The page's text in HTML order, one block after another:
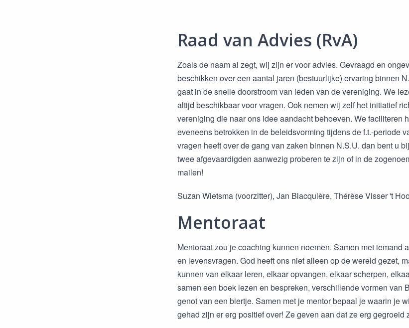
Raad van Advies (RvA)
Zoals de naam al zegt, wij zijn er voor advies. Gevraagd en
beschikken over een aantal jaren (bestuurlijke) ervaring binnen
gaat in de snelle doorstroom van leden van de vereniging. We
altijd beschikbaar voor vragen. Ook nemen wij zelf het initiatief
vereniging die naar ons idee aandacht behoeven. We faciliteren
eveneens betrokken in de beleidsvorming tijdens de f.t.-periode
vragen heeft over de gang van zaken binnen N.S.U. dan bent u
twee afgevaardigden aanwezig proberen te zijn of in de
mailen!
Suzan Wietsma (voorzitter), Jan Blacquière, Thérèse Visser 't
Mentoraat
Mentoraat zou je coaching kunnen noemen. Samen met
en levensvragen. God heeft ons niet alleen op de wereld gezet,
kunnen van elkaar leren, elkaar opvangen, elkaar scherpen,
samen een boek lezen en bespreken, verschillende vormen
genot van een biertje. Samen met je mentor bepaal je waarin je
gehad zijn er erg positief over! Ze geven aan dat ze erg